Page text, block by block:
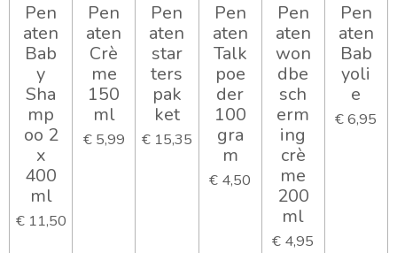
Pen
aten
Bab
y
Sha
mp
oo 2
x
400
ml
€ 11,50
Pen
aten
Crè
me
150
ml
€ 5,99
Pen
aten
star
ters
pak
ket
€ 15,35
Pen
aten
Talk
poe
der
100
gra
m
€ 4,50
Pen
aten
won
dbe
sch
erm
ing
crè
me
200
ml
€ 4,95
Pen
aten
Bab
yoli
e
€ 6,95